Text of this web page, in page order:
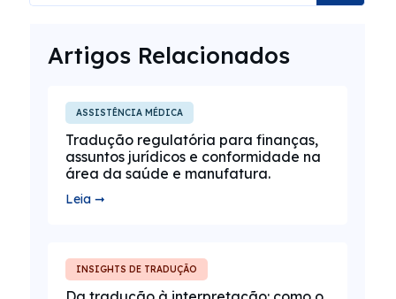
Artigos Relacionados
ASSISTÊNCIA MÉDICA
Tradução regulatória para finanças,
assuntos jurídicos e conformidade na
área da saúde e manufatura.
Leia ➞
INSIGHTS DE TRADUÇÃO